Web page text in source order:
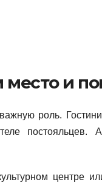
и
роль.
постояльцев.
центре